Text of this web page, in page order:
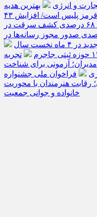
و انرژی
بهترین هدیه
امنیت مردم خط قرمز پلیس است/ افزایش ۴۳
درصدی کشفیات مواد مخدر و رشد ۶۸ درصدی کشف سرقت در
۲۱ درصدی صدور مجوز رسانه‌ها در
تجربه
آزمونی برای شناخت
فراخوان ملی جشنواره
هنرمندان با محوریت
خانواده و جوانی جمعیت